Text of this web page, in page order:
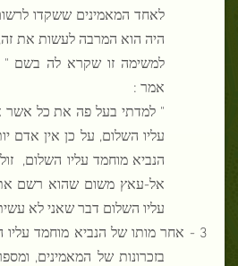
לאחד המאמינים ששקדו
היה הוא המרבה לעשות את
למשימה זו שקרא לה בשם "
אמר :
" למדתי בעל פה את כל אשר
עליו השלום, על כן אין אדם
הנביא מוחמד עליו השלום,
אל-עאץ משום שהוא רשם
עליו השלום דבר שאני לא
3 -
אחר מותו של הנביא מוחמד עליו
בזכרונות של המאמינים,